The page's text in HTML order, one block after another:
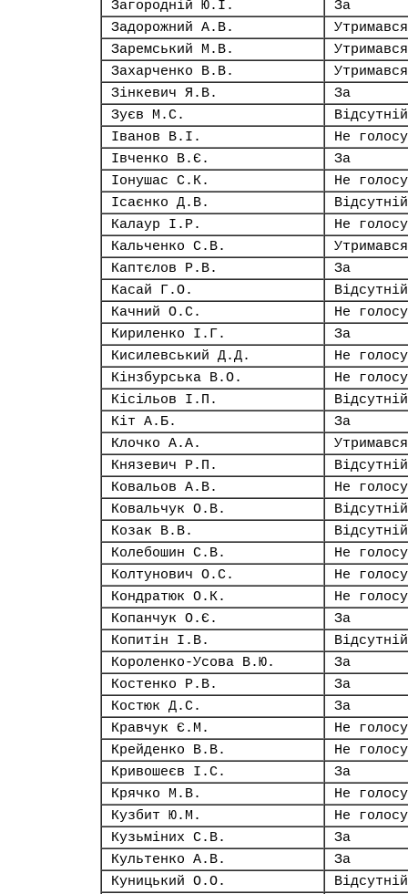
Загородній Ю.І.
За
Задорожний А.В.
Утримався
Заремський М.В.
Утримався
Захарченко В.В.
Утримався
Зінкевич Я.В.
За
Зуєв М.С.
Відсутній
Іванов В.І.
Не
Івченко В.Є.
За
Іонушас С.К.
Не
Ісаєнко Д.В.
Відсутній
Калаур І.Р.
Не
Кальченко С.В.
Утримався
Каптєлов Р.В.
За
Касай Г.О.
Відсутній
Качний О.С.
Не
Кириленко І.Г.
За
Кисилевський Д.Д.
Не
Кінзбурська В.О.
Не
Кісільов І.П.
Відсутній
Кіт А.Б.
За
Клочко А.А.
Утримався
Князевич Р.П.
Відсутній
Ковальов А.В.
Не
Ковальчук О.В.
Відсутній
Козак В.В.
Відсутній
Колебошин С.В.
Не
Колтунович О.С.
Не
Кондратюк О.К.
Не
Копанчук О.Є.
За
Копитін І.В.
Відсутній
Короленко-Усова В.Ю.
За
Костенко Р.В.
За
Костюк Д.С.
За
Кравчук Є.М.
Не
Крейденко В.В.
Не
Кривошеєв І.С.
За
Крячко М.В.
Не
Кузбит Ю.М.
Не
Кузьміних С.В.
За
Культенко А.В.
За
Куницький О.О.
Відсутній